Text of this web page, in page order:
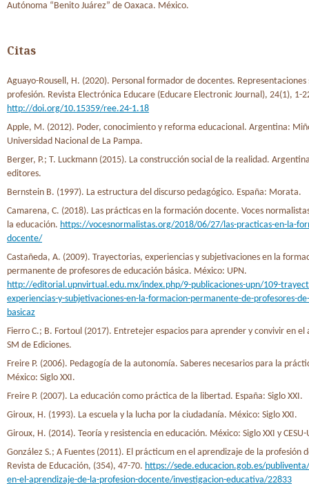
Autónoma “Benito Juárez” de Oaxaca. México.
Citas
Aguayo-Rousell, H. (2020). Personal formador de docentes. Representaciones
profesión. Revista Electrónica Educare (Educare Electronic Journal), 24(1), 1-
http://doi.org/10.15359/ree.24-1.18
Apple, M. (2012). Poder, conocimiento y reforma educacional. Argentina:
Universidad Nacional de La Pampa.
Berger, P.; T. Luckmann (2015). La construcción social de la realidad.
editores.
Bernstein B. (1997). La estructura del discurso pedagógico. España: Morata.
Camarena, C. (2018). Las prácticas en la formación docente. Voces
la educación. https://vocesnormalistas.org/2018/06/27/las-practicas-en-la-
docente/
Castañeda, A. (2009). Trayectorias, experiencias y subjetivaciones en la
permanente de profesores de educación básica. México: UPN.
http://editorial.upnvirtual.edu.mx/index.php/9-publicaciones-upn/109-
experiencias-y-subjetivaciones-en-la-formacion-permanente-de-profesores-
basicaz
Fierro C.; B. Fortoul (2017). Entretejer espacios para aprender y convivir en el
SM de Ediciones.
Freire P. (2006). Pedagogía de la autonomía. Saberes necesarios para la
México: Siglo XXI.
Freire P. (2007). La educación como práctica de la libertad. España: Siglo XXI.
Giroux, H. (1993). La escuela y la lucha por la ciudadanía. México: Siglo XXI.
Giroux, H. (2014). Teoría y resistencia en educación. México: Siglo XXI y
González S.; A Fuentes (2011). El prácticum en el aprendizaje de la profesión
Revista de Educación, (354), 47-70. https://sede.educacion.gob.es/
en-el-aprendizaje-de-la-profesion-docente/investigacion-educativa/22833